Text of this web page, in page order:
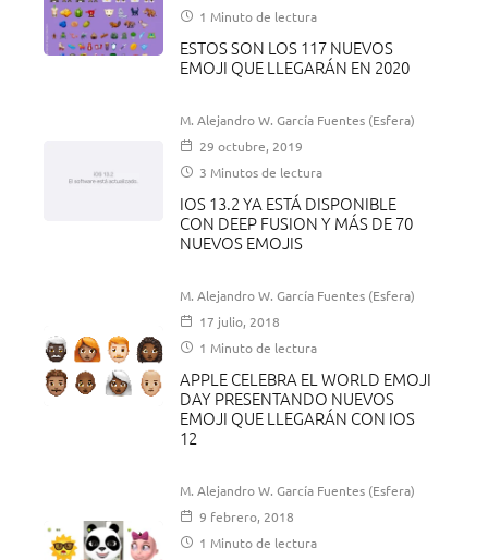
1 Minuto de lectura
ESTOS SON LOS 117 NUEVOS
EMOJI QUE LLEGARÁN EN 2020
M. Alejandro W. García Fuentes (Esfera)
29 octubre, 2019
3 Minutos de lectura
IOS 13.2 YA ESTÁ DISPONIBLE
CON DEEP FUSION Y MÁS DE 70
NUEVOS EMOJIS
M. Alejandro W. García Fuentes (Esfera)
17 julio, 2018
1 Minuto de lectura
APPLE CELEBRA EL WORLD EMOJI
DAY PRESENTANDO NUEVOS
EMOJI QUE LLEGARÁN CON IOS
12
M. Alejandro W. García Fuentes (Esfera)
9 febrero, 2018
1 Minuto de lectura